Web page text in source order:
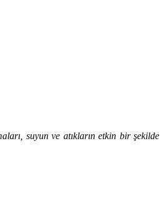
suyun ve atıkların etkin bir şekilde